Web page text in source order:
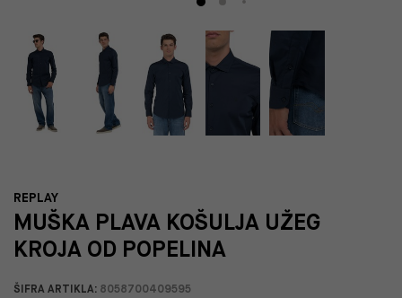
REPLAY
MUŠKA PLAVA KOŠULJA UŽEG
KROJA OD POPELINA
ŠIFRA ARTIKLA: 8058700409595